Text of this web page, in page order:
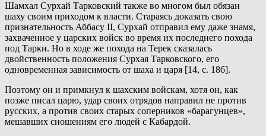
Шамхал Сурхай Тарковский также во многом был обязан
шаху своим приходом к власти. Стараясь доказать свою
признательность Аббасу II, Сурхай отправил ему даже знамя,
захваченное у царских войск во время их последнего похода
под Тарки. Но в ходе же похода на Терек сказалась
двойственность положения Сурхая Тарковского, его
одновременная зависимость от шаха и царя [14, с. 186].
Поэтому он и примкнул к шахским войскам, хотя он, как
позже писал царю, удар своих отрядов направил не против
русских, а против своих старых соперников «барагунцев»,
мешавших сношениям его людей с Кабардой.